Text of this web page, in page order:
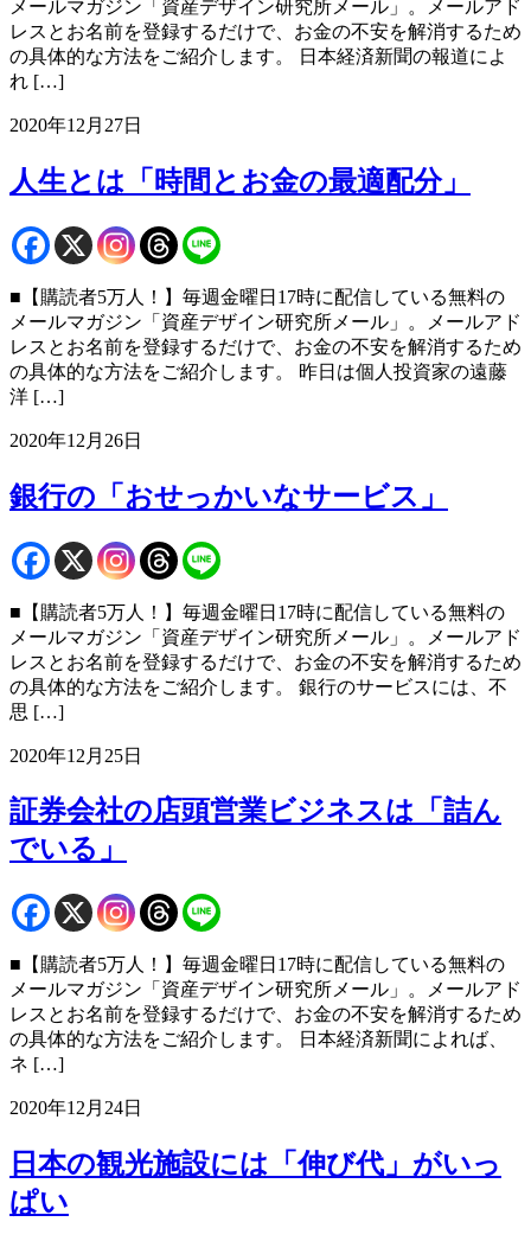
メールマガジン「資産デザイン研究所メール」。メールアド
レスとお名前を登録するだけで、お金の不安を解消するため
の具体的な方法をご紹介します。 日本経済新聞の報道によ
れ […]
2020年12月27日
人生とは「時間とお金の最適配分」
■【購読者5万人！】毎週金曜日17時に配信している無料の
メールマガジン「資産デザイン研究所メール」。メールアド
レスとお名前を登録するだけで、お金の不安を解消するため
の具体的な方法をご紹介します。 昨日は個人投資家の遠藤
洋 […]
2020年12月26日
銀行の「おせっかいなサービス」
■【購読者5万人！】毎週金曜日17時に配信している無料の
メールマガジン「資産デザイン研究所メール」。メールアド
レスとお名前を登録するだけで、お金の不安を解消するため
の具体的な方法をご紹介します。 銀行のサービスには、不
思 […]
2020年12月25日
証券会社の店頭営業ビジネスは「詰ん
でいる」
■【購読者5万人！】毎週金曜日17時に配信している無料の
メールマガジン「資産デザイン研究所メール」。メールアド
レスとお名前を登録するだけで、お金の不安を解消するため
の具体的な方法をご紹介します。 日本経済新聞によれば、
ネ […]
2020年12月24日
日本の観光施設には「伸び代」がいっ
ぱい